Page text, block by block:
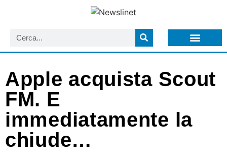
Apple acquista Scout
FM. E
immediatamente la
chiude…